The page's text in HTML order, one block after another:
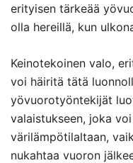
erityisen tärkeää
olla hereillä, kun
Keinotekoinen valo,
voi häiritä tätä
yövuorotyöntekijät
valaistukseen, joka
värilämpötilaltaan,
nukahtaa vuoron